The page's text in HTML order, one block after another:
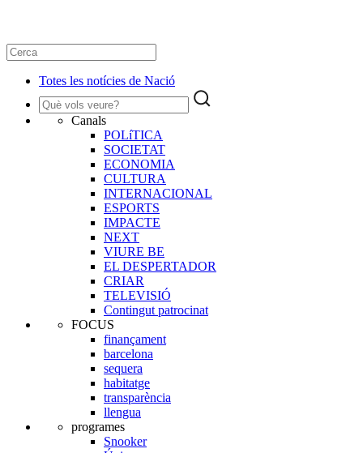
Totes les notícies de Nació
Canals
POLíTICA
SOCIETAT
ECONOMIA
CULTURA
INTERNACIONAL
ESPORTS
IMPACTE
NEXT
VIURE BE
EL DESPERTADOR
CRIAR
TELEVISIÓ
Contingut patrocinat
FOCUS
finançament
barcelona
sequera
habitatge
transparència
llengua
programes
Snooker